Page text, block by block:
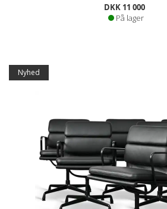
DKK 11 000
På lager
Nyhed